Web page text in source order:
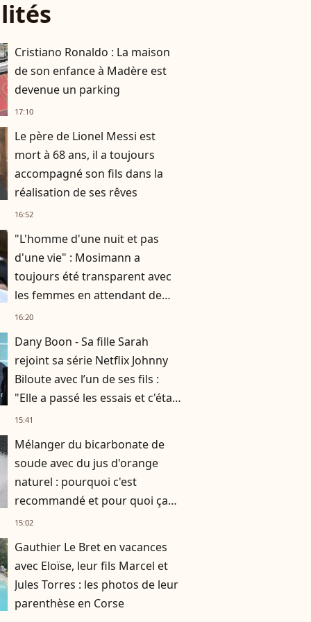
Cristiano Ronaldo : La maison
de son enfance à Madère est
devenue un parking
17:10
Le père de Lionel Messi est
mort à 68 ans, il a toujours
accompagné son fils dans la
réalisation de ses rêves
16:52
"L'homme d'une nuit et pas
d'une vie" : Mosimann a
toujours été transparent avec
les femmes en attendant de
rencontrer l'amour
16:20
Dany Boon - Sa fille Sarah
rejoint sa série Netflix Johnny
Biloute avec l’un de ses fils :
"Elle a passé les essais et c'était
très bien"
15:41
Mélanger du bicarbonate de
soude avec du jus d'orange
naturel : pourquoi c'est
recommandé et pour quoi ça
fonctionne ?
15:02
Gauthier Le Bret en vacances
avec Eloïse, leur fils Marcel et
Jules Torres : les photos de leur
parenthèse en Corse